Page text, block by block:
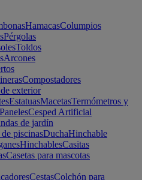
HamacasColumpios
Pérgolas
Toldos
Arcones
Compostadores
exterior
EstatuasMacetasTermómetros y
PanelesCesped Artificial
de jardín
piscinasDuchaHinchable
HinchablesCasitas
Casetas para mascotas
CestasColchón para